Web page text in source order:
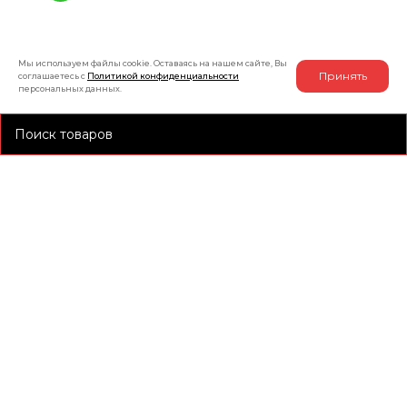
Мы используем файлы cookie. Оставаясь на нашем сайте, Вы
соглашаетесь с Политикой конфиденциальности
персональных данных.
Принять